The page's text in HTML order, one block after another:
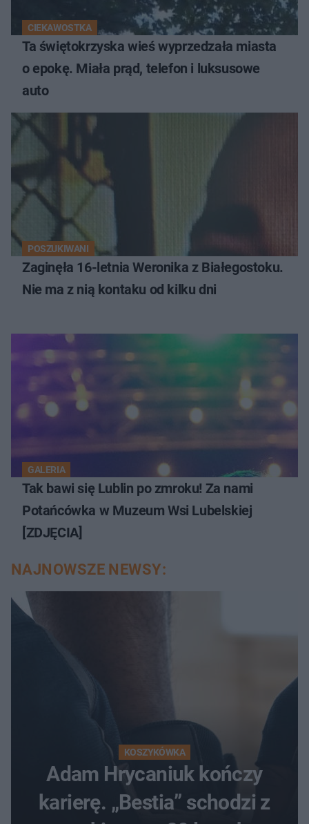
CIEKAWOSTKA
Ta świętokrzyska wieś wyprzedzała miasta
o epokę. Miała prąd, telefon i luksusowe
auto
POSZUKIWANI
Zaginęła 16-letnia Weronika z Białegostoku.
Nie ma z nią kontaku od kilku dni
GALERIA
Tak bawi się Lublin po zmroku! Za nami
Potańcówka w Muzeum Wsi Lubelskiej
[ZDJĘCIA]
NAJNOWSZE NEWSY:
KOSZYKÓWKA
Adam Hrycaniuk kończy
karierę. „Bestia” schodzi z